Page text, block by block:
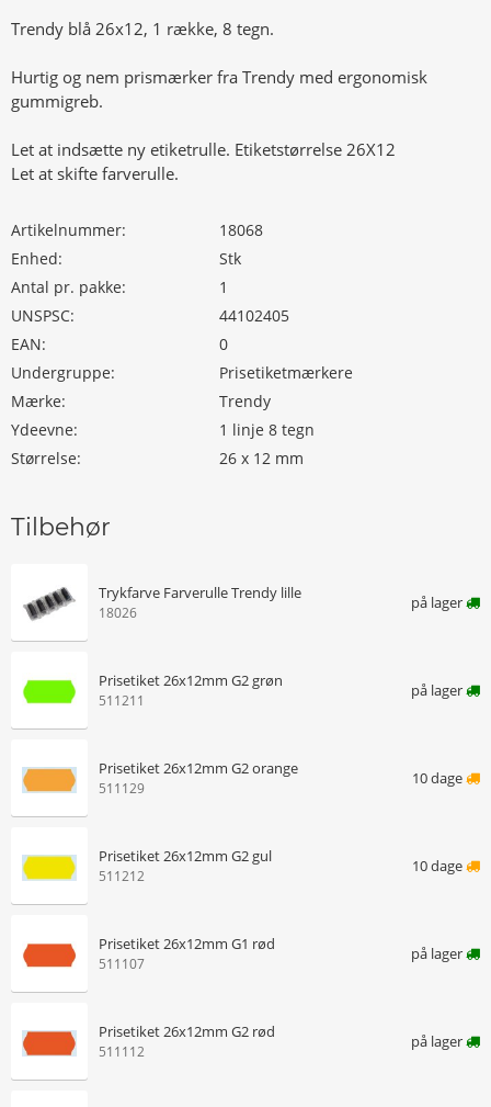
Trendy blå 26x12, 1 række, 8 tegn.
Hurtig og nem prismærker fra Trendy med ergonomisk
gummigreb.
Let at indsætte ny etiketrulle. Etiketstørrelse 26X12
Let at skifte farverulle.
Artikelnummer:
18068
Enhed:
Stk
Antal pr. pakke:
1
UNSPSC:
44102405
EAN:
0
Undergruppe:
Prisetiketmærkere
Mærke:
Trendy
Ydeevne:
1 linje 8 tegn
Størrelse:
26 x 12 mm
Tilbehør
Trykfarve Farverulle Trendy lille
18026
på lager
Prisetiket 26x12mm G2 grøn
511211
på lager
Prisetiket 26x12mm G2 orange
511129
10 dage
Prisetiket 26x12mm G2 gul
511212
10 dage
Prisetiket 26x12mm G1 rød
511107
på lager
Prisetiket 26x12mm G2 rød
511112
på lager